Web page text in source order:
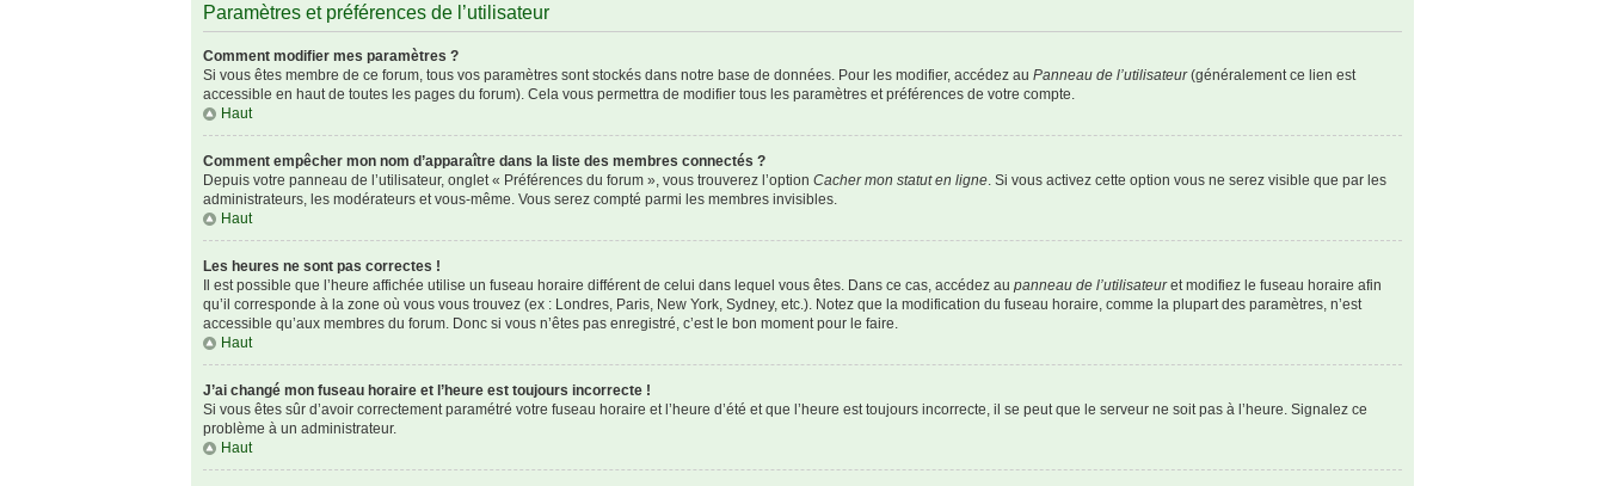
Paramètres et préférences de l’utilisateur
Comment modifier mes paramètres ?
Si vous êtes membre de ce forum, tous vos paramètres sont stockés dans notre base de données. Pour les modifier, accédez au Panneau de l’utilisateur(généralement ce lien est
accessible en haut de toutes les pages du forum). Cela vous permettra de modifier tous les paramètres et préférences de votre compte.
Haut
Comment empêcher mon nom d’apparaître dans la liste des membres connectés ?
Depuis votre panneau de l’utilisateur, onglet « Préférences du forum », vous trouverez l’option Cacher mon statut en ligne. Si vous activez cette option vous ne serez visible que par les
administrateurs, les modérateurs et vous-même. Vous serez compté parmi les membres invisibles.
Haut
Les heures ne sont pas correctes !
Il est possible que l’heure affichée utilise un fuseau horaire différent de celui dans lequel vous êtes. Dans ce cas, accédez au panneau de l’utilisateuret modifiez le fuseau horaire afin
qu’il corresponde à la zone où vous vous trouvez (ex : Londres, Paris, New York, Sydney, etc.). Notez que la modification du fuseau horaire, comme la plupart des paramètres, n’est
accessible qu’aux membres du forum. Donc si vous n’êtes pas enregistré, c’est le bon moment pour le faire.
Haut
J’ai changé mon fuseau horaire et l’heure est toujours incorrecte !
Si vous êtes sûr d’avoir correctement paramétré votre fuseau horaire et l’heure d’été et que l’heure est toujours incorrecte, il se peut que le serveur ne soit pas à l’heure. Signalez ce
problème à un administrateur.
Haut